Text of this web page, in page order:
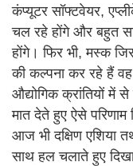
कंप्यूटर सॉफ्टवेयर,
चल रहे होंगे और बहुत
होंगे। फिर भी, मस्क
की कल्पना कर रहे हैं
औद्योगिक क्रांतियों में से
मात देते हुए ऐसे
आज भी दक्षिण एशिया
साथ हल चलाते हुए